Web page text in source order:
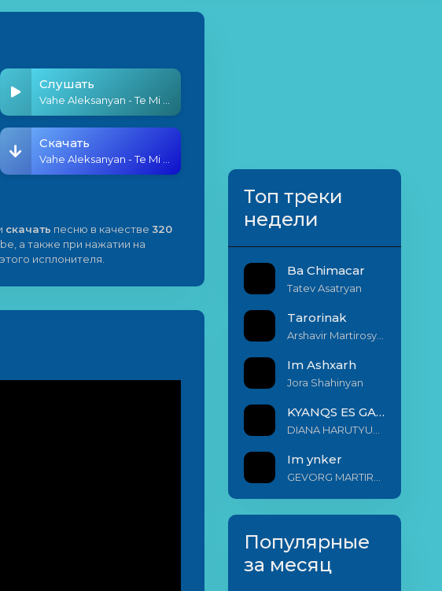
Слушать
Скачать
скачать песню в качестве 320
а также при нажатии на
исплонителя.
Топ треки
недели
Ba Chimacar
Tatev Asatryan
Tarorinak
Im Ashxarh
Jora Shahinyan
KYANQS ES GALIS EM
Im ynker
Популярные
за месяц